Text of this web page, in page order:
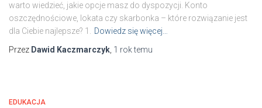
warto wiedzieć, jakie opcje masz do dyspozycji. Konto
oszczędnościowe, lokata czy skarbonka – które rozwiązanie jest
dla Ciebie najlepsze? 1.
Dowiedz się więcej…
Przez Dawid Kaczmarczyk 1 roktemu
EDUKACJA